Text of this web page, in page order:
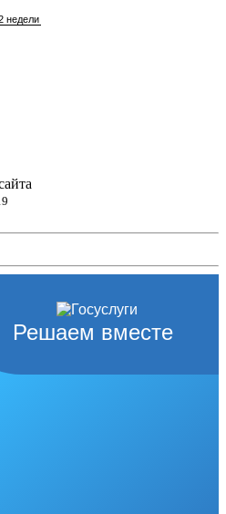
Решаем вместе